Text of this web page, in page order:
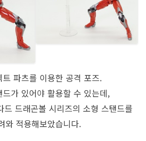
트 파츠를 이용한 공격 포즈.
드가 있어야 활용할 수 있는데,
드 드래곤볼 시리즈의 소형 스탠드를
와 적용해보았습니다.